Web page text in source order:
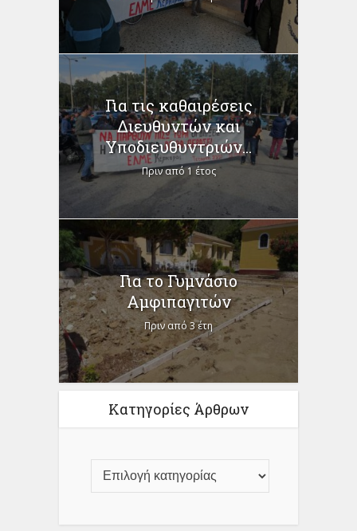
Για τις καθαιρέσεις
Διευθυντών και
Υποδιευθυντριών...
Πριν από 1 έτος
Για το Γυμνάσιο
Αμφιπαγιτών
Πριν από 3 έτη
Κατηγορίες Άρθρων